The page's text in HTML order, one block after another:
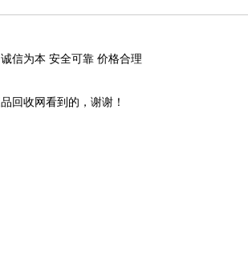
信为本 安全可靠 价格合理
回收网看到的，谢谢！